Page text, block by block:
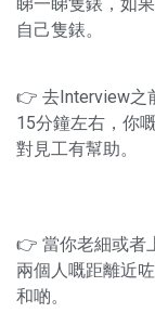
自己隻錶。
👉 去Interview之
15分鐘左右，你
對見工有幫助。
👉 當你老細或者
兩個人嘅距離近
和啲。